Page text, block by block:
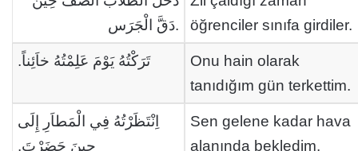
دَقَّ الْجَرَس.
öğrenciler sınıfa girdiler.
تَرَكْتُهُ يَوْمَ عَلِمْتُهُ خاَئِناً.
Onu hain olarak
tanıdığım gün terkettim.
اِنْتَظَرْتُهُ فِي الْمَطاَرِ إِلَى
حِينَ حَضَرْتَ.
Sen gelene kadar hava
alanında bekledim.